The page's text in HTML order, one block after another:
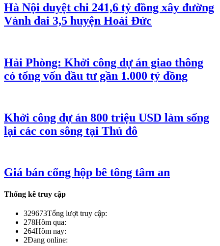
Hà Nội duyệt chi 241,6 tỷ đồng xây đường
Vành đai 3,5 huyện Hoài Đức
Hải Phòng: Khởi công dự án giao thông
có tổng vốn đầu tư gần 1.000 tỷ đồng
Khởi công dự án 800 triệu USD làm sống
lại các con sông tại Thủ đô
Giá bán cống hộp bê tông tâm an
Thống kê truy cập
329673Tổng lượt truy cập:
278Hôm qua:
264Hôm nay:
2Đang online: